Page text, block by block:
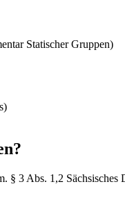
Statischer Gruppen)
3 Abs. 1,2 Sächsisches